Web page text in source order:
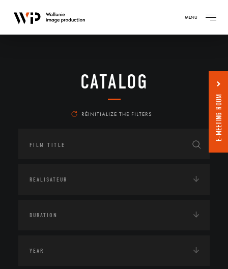
MENU
CATALOG
RÉINITIALIZE THE FILTERS E-MEETING ROOM